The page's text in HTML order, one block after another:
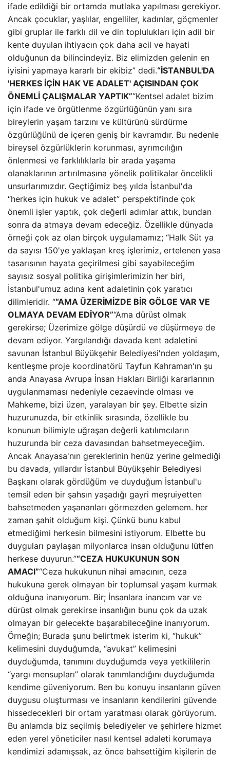
ifade edildiği bir ortamda mutlaka yapılması gerekiyor.
Ancak çocuklar, yaşlılar, engelliler, kadınlar, göçmenler
gibi gruplar ile farklı dil ve din toplulukları için adil bir
kente duyulan ihtiyacın çok daha acil ve hayati
olduğunun da bilincindeyiz. Biz elimizden gelenin en
iyisini yapmaya kararlı bir ekibiz” dedi.“İSTANBUL'DA
'HERKES İÇİN HAK VE ADALET' AÇISINDAN ÇOK
ÖNEMLİ ÇALIŞMALAR YAPTIK”“Kentsel adalet bizim
için ifade ve örgütlenme özgürlüğünün yanı sıra
bireylerin yaşam tarzını ve kültürünü sürdürme
özgürlüğünü de içeren geniş bir kavramdır. Bu nedenle
bireysel özgürlüklerin korunması, ayrımcılığın
önlenmesi ve farklılıklarla bir arada yaşama
olanaklarının artırılmasına yönelik politikalar öncelikli
unsurlarımızdır. Geçtiğimiz beş yılda İstanbul'da
“herkes için hukuk ve adalet” perspektifinde çok
önemli işler yaptık, çok değerli adımlar attık, bundan
sonra da atmaya devam edeceğiz. Özellikle dünyada
örneği çok az olan birçok uygulamamız; “Halk Süt ya
da sayısı 150'ye yaklaşan kreş işlerimiz, ertelenen yasa
tasarısının hayata geçirilmesi gibi sayabileceğim
sayısız sosyal politika girişimlerimizin her biri,
İstanbul'umuz adına kent adaletinin çok yaratıcı
dilimleridir. ““AMA ÜZERİMİZDE BİR GÖLGE VAR VE
OLMAYA DEVAM EDİYOR”“Ama dürüst olmak
gerekirse; Üzerimize gölge düşürdü ve düşürmeye de
devam ediyor. Yargılandığı davada kent adaletini
savunan İstanbul Büyükşehir Belediyesi'nden yoldaşım,
kentleşme proje koordinatörü Tayfun Kahraman'ın şu
anda Anayasa Avrupa İnsan Hakları Birliği kararlarının
uygulanmaması nedeniyle cezaevinde olması ve
Mahkeme, bizi üzen, yaralayan bir şey. Elbette sizin
huzurunuzda, bir etkinlik sırasında, özellikle bu
konunun bilimiyle uğraşan değerli katılımcıların
huzurunda bir ceza davasından bahsetmeyeceğim.
Ancak Anayasa'nın gereklerinin henüz yerine gelmediği
bu davada, yıllardır İstanbul Büyükşehir Belediyesi
Başkanı olarak gördüğüm ve duyduğum İstanbul'u
temsil eden bir şahsın yaşadığı gayri meşruiyetten
bahsetmeden yaşananları görmezden gelemem. her
zaman şahit olduğum kişi. Çünkü bunu kabul
etmediğimi herkesin bilmesini istiyorum. Elbette bu
duyguları paylaşan milyonlarca insan olduğunu lütfen
herkese duyurun.”“CEZA HUKUKUNUN SON
AMACI”“Ceza hukukunun nihai amacının, ceza
hukukuna gerek olmayan bir toplumsal yaşam kurmak
olduğuna inanıyorum. Bir; İnsanlara inancım var ve
dürüst olmak gerekirse insanlığın bunu çok da uzak
olmayan bir gelecekte başarabileceğine inanıyorum.
Örneğin; Burada şunu belirtmek isterim ki, “hukuk”
kelimesini duyduğumda, “avukat” kelimesini
duyduğumda, tanımını duyduğumda veya yetkililerin
“yargı mensupları” olarak tanımlandığını duyduğumda
kendime güveniyorum. Ben bu konuyu insanların güven
duygusu oluşturması ve insanların kendilerini güvende
hissedecekleri bir ortam yaratması olarak görüyorum.
Bu anlamda biz seçilmiş belediyeler ve şehirlere hizmet
eden yerel yöneticiler nasıl kentsel adaleti korumaya
kendimizi adamışsak, az önce bahsettiğim kişilerin de